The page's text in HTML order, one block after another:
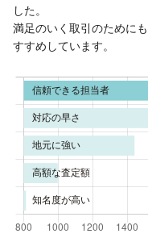
した。
満足のいく取引のために
すすめしています。